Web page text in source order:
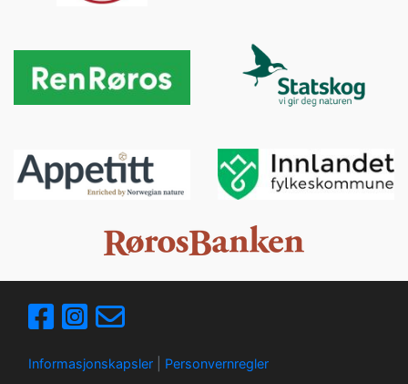
Informasjonskapsler Personvernregler